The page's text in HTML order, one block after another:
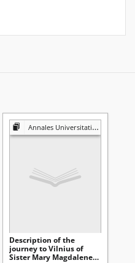
Annales Universitatis Mariae Curie-Skłodowska. Sectio FF, Philologiae
Description of the
journey to Vilnius of
Sister Mary Magdalene